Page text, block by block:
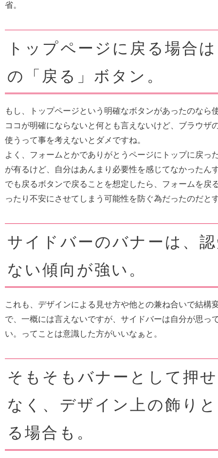
省。
トップページに戻る場合
の「戻る」ボタン。
もし、トップページという明確なボタンがあったのなら
ココが明確にならないと何とも言えないけど、ブラウザ
使うって事を考えないとダメですね。
よく、フォームとかでありがとうページにトップに戻っ
が有るけど、自分はあんまり必要性を感じてなかったん
でも戻るボタンで戻ることを想定したら、フォームを戻
ったり不安にさせてしまう可能性を防ぐ為だったのだと
サイドバーのバナーは、
ない傾向が強い。
これも、デザインによる見せ方や他との兼ね合いで結構
で、一概には言えないですが、サイドバーは自分が思っ
い。ってことは意識した方がいいなぁと。
そもそもバナーとして押
なく、デザイン上の飾り
る場合も。